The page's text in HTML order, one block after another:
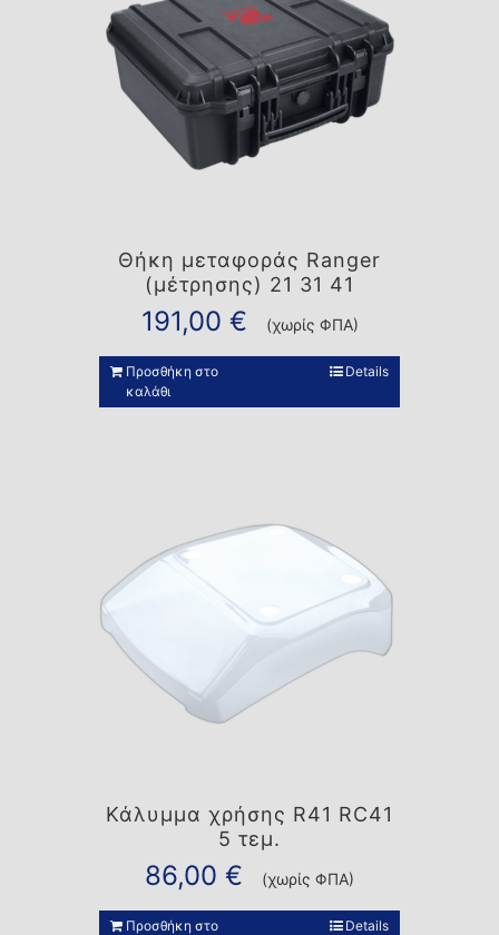
Θήκη μεταφοράς Ranger
(μέτρησης) 21 31 41
191,00 € (χωρίς ΦΠΑ)
Προσθήκη στο
καλάθι
Details
Κάλυμμα χρήσης R41 RC41
5 τεμ.
86,00 € (χωρίς ΦΠΑ)
Προσθήκη στο
Details